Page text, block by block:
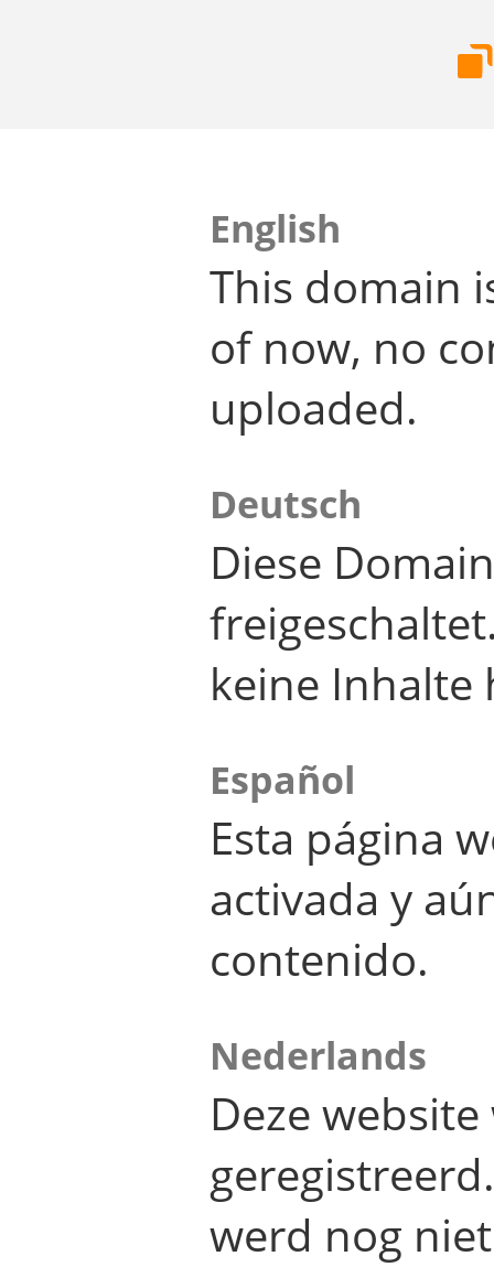
English
This domain
of now, no
uploaded.
Deutsch
Diese
keine Inhalte
Español
Esta página
activada y
contenido.
Nederlands
Deze
werd nog